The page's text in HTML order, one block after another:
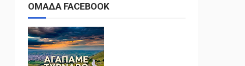
ΟΜΑΔΑ FACEBOOK